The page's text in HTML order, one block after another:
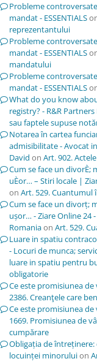
Probleme
mandat - ESSENTIALS
reprezentantului
Probleme
mandat - ESSENTIALS
mandatului
Probleme
mandat - ESSENTIALS
What do you know
registry? - R&R
sau faptele supuse
Notarea în cartea
admisibilitate - Avocat
David on Art. 902.
Cum se face un
uÈor… – Stiri locale |
on Art. 529. Cuantumul
Cum se face un divorț;
ușor… - Ziare Online 24
Romaniaon Art. 529.
Luare in spatiu
- Locuri de munca;
luare in spatiu pentru
obligatorie
Ce este promisiunea
2386. Creanţele care
Ce este promisiunea
1669. Promisiunea de
cumpărare
Obligația de
locuinței minoruluion